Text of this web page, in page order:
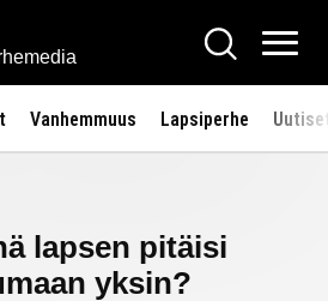
Hae
Vanhemmuus Lapsiperhe
lapsen pitäisi
yksin?